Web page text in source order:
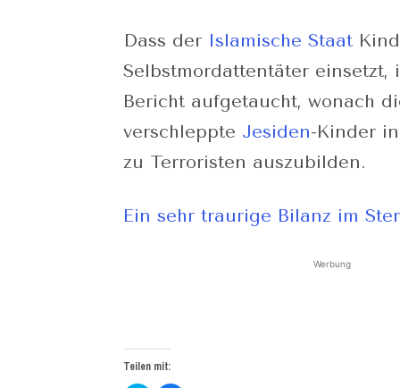
Dass der Islamische Staat
Selbstmordattentäter
Bericht aufgetaucht, wonach
verschleppte Jesiden-Kinder
zu Terroristen auszubilden.
Ein sehr traurige Bilanz im
Werbung
Teilen mit: